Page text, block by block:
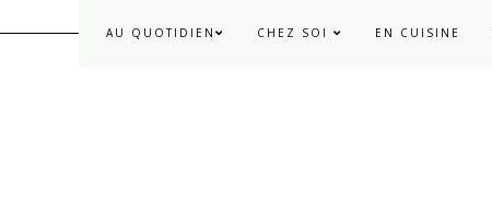
AU QUOTIDIEN CHEZ SOI EN CUISINE